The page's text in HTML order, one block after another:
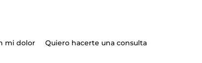
mi dolor Quiero hacerte una consulta